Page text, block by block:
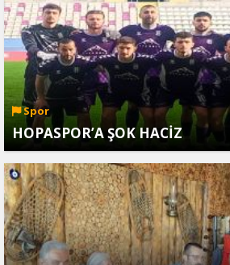
Spor
HOPASPOR’A ŞOK HACİZ